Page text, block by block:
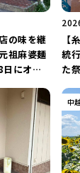
の味を継
祖麻婆麺
にオー
【
統
た
を
中